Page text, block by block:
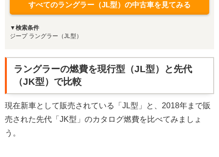
すべてのラングラー（JL型）の中古車を見てみる
▼検索条件
ジープ ラングラー（JL型）
ラングラーの燃費を現行型（JL型）と先代
（JK型）で比較
現在新車として販売されている「JL型」と、2018年まで販
売された先代「JK型」のカタログ燃費を比べてみましょ
う。